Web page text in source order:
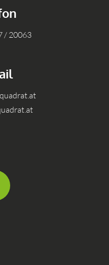
/ 20063